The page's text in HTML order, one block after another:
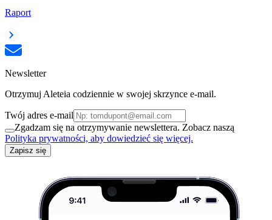
Raport
Newsletter
Otrzymuj Aleteia codziennie w swojej skrzynce e-mail.
Twój adres e-mail
Zgadzam się na otrzymywanie newslettera. Zobacz naszą
Polityka prywatności, aby dowiedzieć się więcej.
Zapisz się